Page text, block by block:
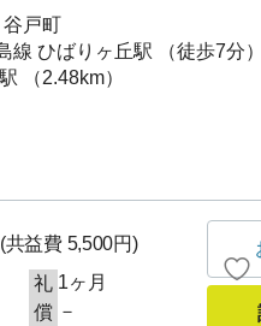
戸町
線 ひばりヶ丘駅 （徒歩7分）
（2.48km）
(共益費 5,500円)
礼 1ヶ月
償 －